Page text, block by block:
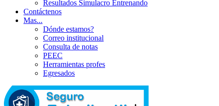
Resultados Simulacro Entrenando
Contáctenos
Mas...
Dónde estamos?
Correo institucional
Consulta de notas
PEEC
Herramientas profes
Egresados